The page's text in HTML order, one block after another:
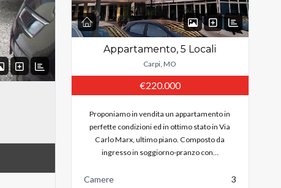
Appartamento, 5 Locali
Carpi, MO
€220.000
Proponiamo in vendita un appartamento in
perfette condizioni ed in ottimo stato in Via
Carlo Marx, ultimo piano. Composto da
ingresso in soggiorno-pranzo con…
Camere
3